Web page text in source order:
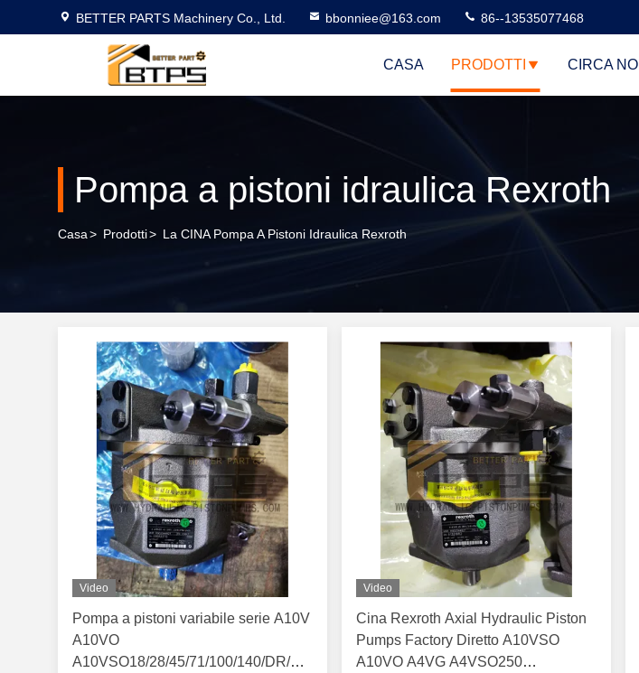
BETTER PARTS Machinery Co., Ltd. bbonniee@163.com 86--13535077468
CASA PRODOTTI CIRCA NOI
Pompa a pistoni idraulica Rexroth
Casa> Prodotti> La CINA Pompa A Pistoni Idraulica Rexroth
Video
Pompa a pistoni variabile serie A10V
A10VO
A10VSO18/28/45/71/100/140/DR/DFR1/DFLR/DRS/DRG/ED72
Video
Cina Rexroth Axial Hydraulic Piston
Pumps Factory Diretto A10VSO
A10VO A4VG A4VSO250